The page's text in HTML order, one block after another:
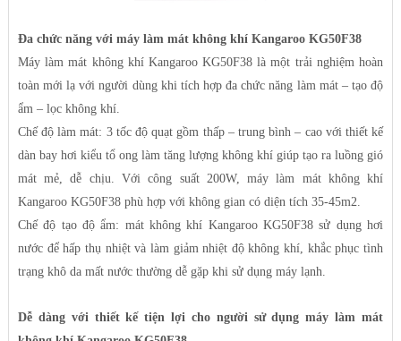
Đa chức năng với máy làm mát không khí Kangaroo KG50F38
Máy làm mát không khí Kangaroo KG50F38 là một trải nghiệm hoàn
toàn mới lạ với người dùng khi tích hợp đa chức năng làm mát – tạo độ
ẩm – lọc không khí.
Chế độ làm mát: 3 tốc độ quạt gồm thấp – trung bình – cao với thiết kế
dàn bay hơi kiểu tổ ong làm tăng lượng không khí giúp tạo ra luồng gió
mát mẻ, dễ chịu. Với công suất 200W, máy làm mát không khí
Kangaroo KG50F38 phù hợp với không gian có diện tích 35-45m2.
Chế độ tạo độ ẩm: mát không khí Kangaroo KG50F38 sử dụng hơi
nước để hấp thụ nhiệt và làm giảm nhiệt độ không khí, khắc phục tình
trạng khô da mất nước thường dễ gặp khi sử dụng máy lạnh.
Dễ dàng với thiết kế tiện lợi cho người sử dụng máy làm mát